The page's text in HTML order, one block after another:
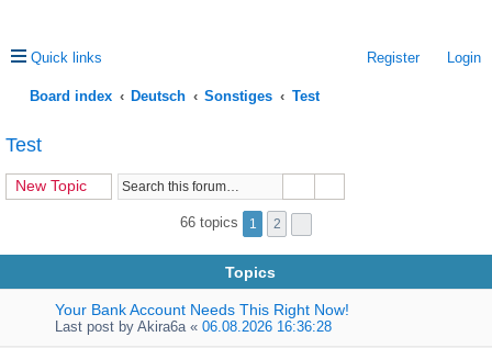
Quick links Login
Register
Board index Deutsch Sonstiges
Test
Test
New Topic
66 topics 1 2
Topics
Your Bank Account Needs This Right Now!
Last post by Akira6a« 06.08.2026 16:36:28